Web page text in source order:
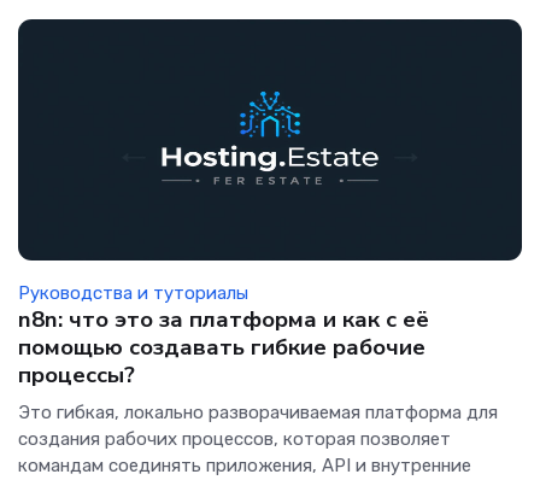
Руководства и туториалы
n8n: что это за платформа и как с её
помощью создавать гибкие рабочие
процессы?
Это гибкая, локально разворачиваемая платформа для
создания рабочих процессов, которая позволяет
командам соединять приложения, API и внутренние